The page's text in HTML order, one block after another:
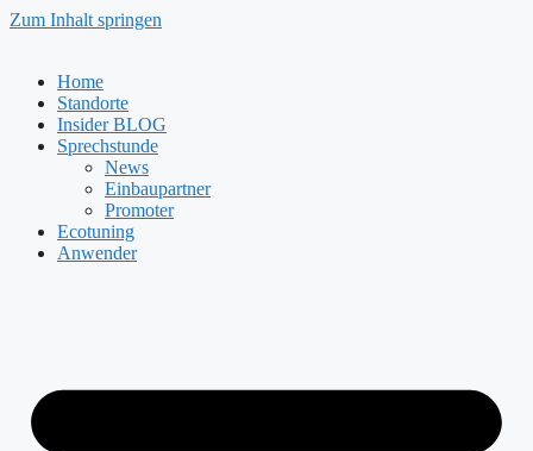
Zum Inhalt springen
Home
Standorte
Insider BLOG
Sprechstunde
News
Einbaupartner
Promoter
Ecotuning
Anwender